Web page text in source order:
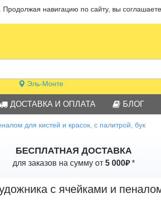
навигацию по сайту, вы
Эль-Монте
ДОСТАВКА И ОПЛАТА БЛОГ
для кистей и красок, с палитрой, бук
БЕСПЛАТНАЯ ДОСТАВКА
для заказов на сумму от5 000₽*
с ячейками и